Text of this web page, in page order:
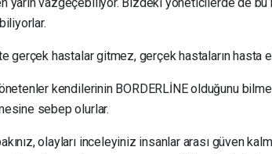
gerçek hastalar gitmez, gerçek hastaların hasta
kendilerinin BORDERLİNE olduğunu
sebep olurlar.
olayları inceleyiniz insanlar arası güven